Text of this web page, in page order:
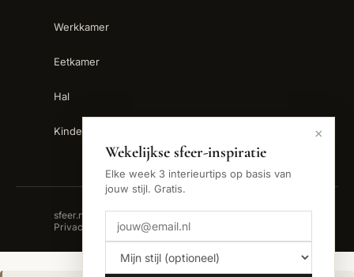
Werkkamer
Eetkamer
Hal
Kinderkamer
sfeer.nu is een handelsnaam van Backslash B.V. ·
Privacy
×
Wekelijkse sfeer-inspiratie
Elke week 3 interieurtips op basis van
jouw stijl. Gratis.